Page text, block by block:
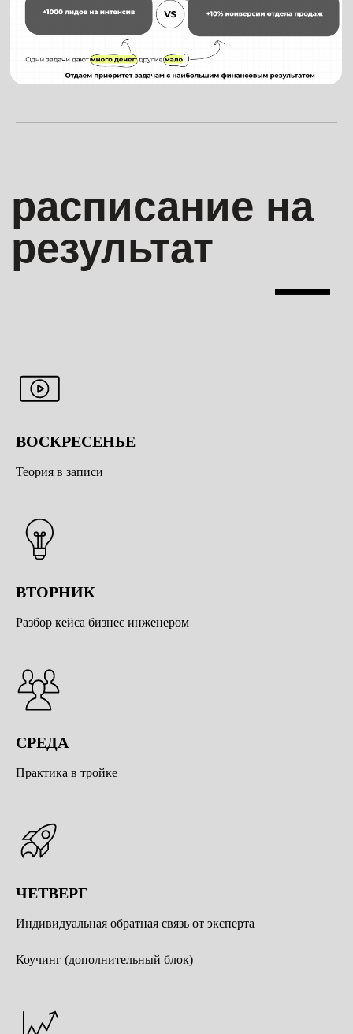
ВОСКРЕСЕНЬЕ
Теория в записи
ВТОРНИК
Разбор кейса бизнес инженером
СРЕДА
Практика в тройке
ЧЕТВЕРГ
Индивидуальная обратная связь от эксперта
Коучинг (дополнительный блок)